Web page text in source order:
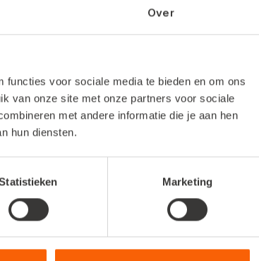
Over
voor sociale media te bieden en om ons
van onze site met onze partners voor sociale
met andere informatie die je aan hen
hun diensten.
Marketing
gaat het?
(ook wel gateway-koppeling). Deze koppeling kun je
en/of je offline administratie.